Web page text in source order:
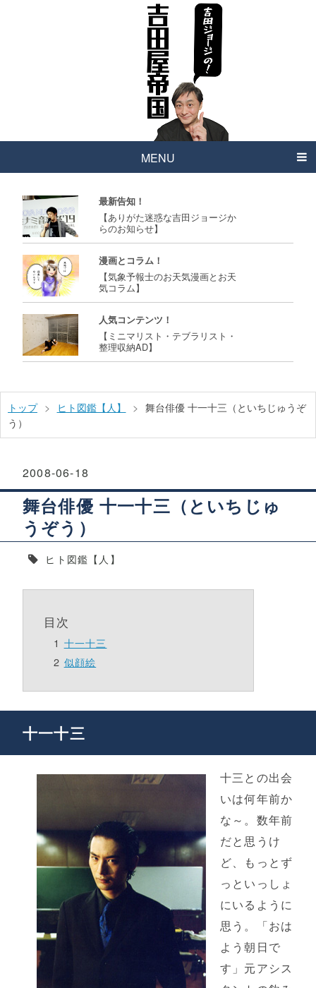
MENU
最新告知！
【ありがた迷惑な吉田ジョージか
らのお知らせ】
漫画とコラム！
【気象予報士のお天気漫画とお天
気コラム】
人気コンテンツ！
【ミニマリスト・テブラリスト・
整理収納AD】
トップ > ヒト図鑑【人】 > 舞台俳優 十一十三（といちじゅうぞ
う）
2008-06-18
舞台俳優 十一十三（といちじゅ
うぞう）
ヒト図鑑【人】
十一十三
似顔絵
十一十三
十三との出会
いは何年前か
な～。数年前
だと思うけ
ど、もっとず
っといっしょ
にいるように
思う。「おは
よう朝日で
す」元アシス